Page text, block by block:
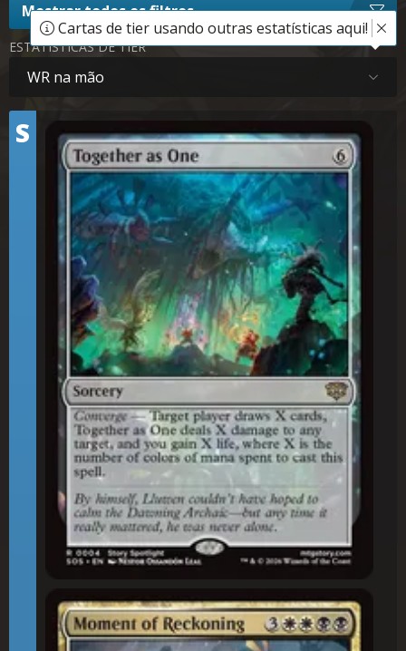
Mostrar todos os filtros
ESTATÍSTICAS DE TIER
WR na mão
Cartas de tier usando outras estatísticas aqui!
Tier
S Juntos Como Um Só
Momento de Ajuste de Contas